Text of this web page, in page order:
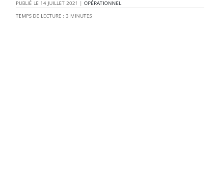
14 JUILLET 2021 |OPÉRATIONNEL
TEMPS DE LECTURE : 3 MINUTES